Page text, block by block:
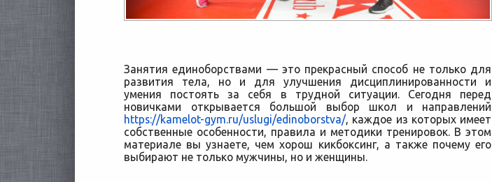
Занятия единоборствами — это прекрасный способ не только для
развития тела, но и для улучшения дисциплинированности и
умения постоять за себя в трудной ситуации. Сегодня перед
новичками открывается большой выбор школ и направлений
https://kamelot-gym.ru/uslugi/edinoborstva/, каждое из которых имеет
собственные особенности, правила и методики тренировок. В этом
материале вы узнаете, чем хорош кикбоксинг, а также почему его
выбирают не только мужчины, но и женщины.